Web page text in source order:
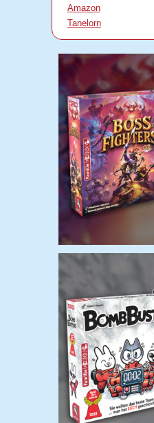
Amazon
Tanelorn